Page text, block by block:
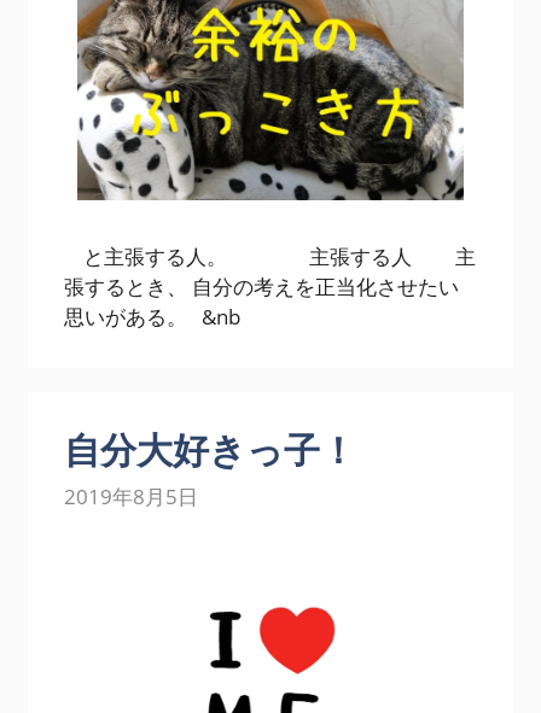
と主張する人。 主張する人 主
張するとき、 自分の考えを正当化させたい
思いがある。 &nb
自分大好きっ子！
2019年8月5日